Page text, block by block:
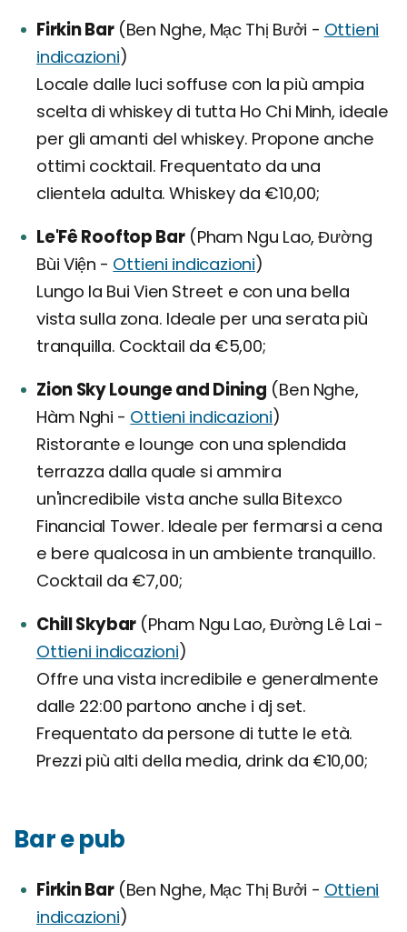
Firkin Bar(Ben Nghe, Mạc Thị Bưởi - Ottieni
indicazioni)
Locale dalle luci soffuse con la più ampia
scelta di whiskey di tutta Ho Chi Minh, ideale
per gli amanti del whiskey. Propone anche
ottimi cocktail. Frequentato da una
clientela adulta. Whiskey da €10,00;
Le'Fê Rooftop Bar(Pham Ngu Lao, Đường
Bùi Viện - Ottieni indicazioni)
Lungo la Bui Vien Street e con una bella
vista sulla zona. Ideale per una serata più
tranquilla. Cocktail da €5,00;
Zion Sky Lounge and Dining (Ben Nghe,
Hàm Nghi - Ottieni indicazioni)
Ristorante e lounge con una splendida
terrazza dalla quale si ammira
un'incredibile vista anche sulla Bitexco
Financial Tower. Ideale per fermarsi a cena
e bere qualcosa in un ambiente tranquillo.
Cocktail da €7,00;
Chill Skybar (Pham Ngu Lao, Đường Lê Lai -
Ottieni indicazioni)
Offre una vista incredibile e generalmente
dalle 22:00 partono anche i dj set.
Frequentato da persone di tutte le età.
Prezzi più alti della media, drink da €10,00;
Bar e pub
Firkin Bar(Ben Nghe, Mạc Thị Bưởi - Ottieni
indicazioni)